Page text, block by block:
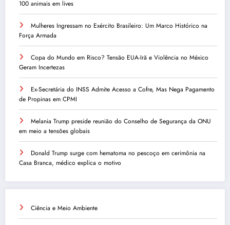
100 animais em lives
Mulheres Ingressam no Exército Brasileiro: Um Marco Histórico na
Força Armada
Copa do Mundo em Risco? Tensão EUA-Irã e Violência no México
Geram Incertezas
Ex-Secretária do INSS Admite Acesso a Cofre, Mas Nega Pagamento
de Propinas em CPMI
Melania Trump preside reunião do Conselho de Segurança da ONU
em meio a tensões globais
Donald Trump surge com hematoma no pescoço em cerimônia na
Casa Branca, médico explica o motivo
Ciência e Meio Ambiente